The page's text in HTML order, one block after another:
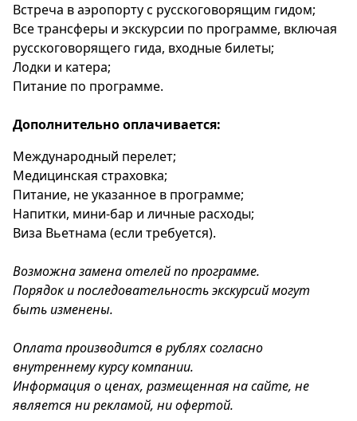
Встреча в аэропорту с русскоговорящим гидом;
Все трансферы и экскурсии по программе, включая
русскоговорящего гида, входные билеты;
Лодки и катера;
Питание по программе.
Дополнительно оплачивается:
Международный перелет;
Медицинская страховка;
Питание, не указанное в программе;
Напитки, мини-бар и личные расходы;
Виза Вьетнама (если требуется).
Возможна замена отелей по программе.
Порядок и последовательность экскурсий могут
быть изменены.
Оплата производится в рублях согласно
внутреннему курсу компании.
Информация о ценах, размещенная на сайте, не
является ни рекламой, ни офертой.